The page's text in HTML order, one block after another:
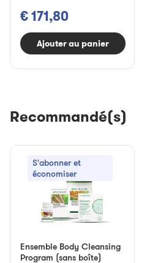
€ 171,80
Ajouter au panier
Recommandé(s)
S'abonner et
économiser
Ensemble Body Cleansing
Program (sans boîte)